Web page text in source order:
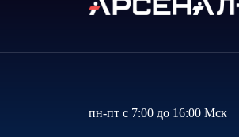
пн-пт с 7:00 до 16:00 Мск